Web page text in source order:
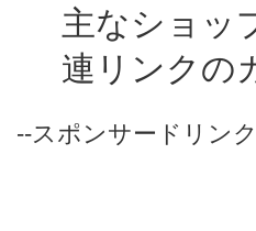
主なショッ
連リンクの
--スポンサードリン